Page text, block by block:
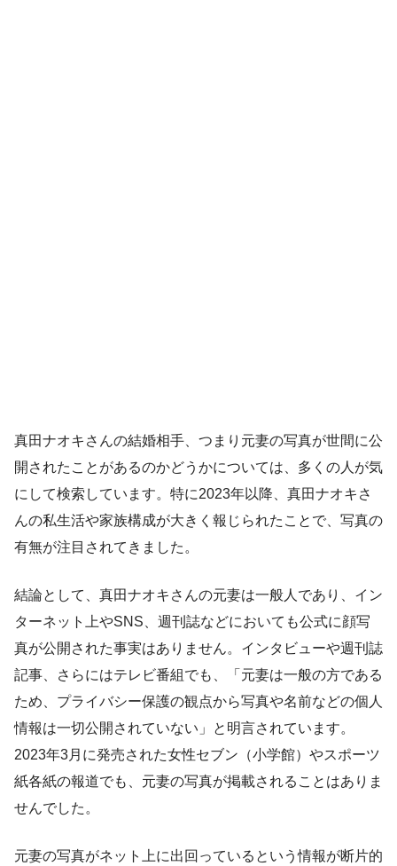
真田ナオキさんの結婚相手、つまり元妻の写真が世間に公
開されたことがあるのかどうかについては、多くの人が気
にして検索しています。特に2023年以降、真田ナオキさ
んの私生活や家族構成が大きく報じられたことで、写真の
有無が注目されてきました。
結論として、真田ナオキさんの元妻は一般人であり、イン
ターネット上やSNS、週刊誌などにおいても公式に顔写
真が公開された事実はありません。インタビューや週刊誌
記事、さらにはテレビ番組でも、「元妻は一般の方である
ため、プライバシー保護の観点から写真や名前などの個人
情報は一切公開されていない」と明言されています。
2023年3月に発売された女性セブン（小学館）やスポーツ
紙各紙の報道でも、元妻の写真が掲載されることはありま
せんでした。
元妻の写真がネット上に出回っているという情報が断片的